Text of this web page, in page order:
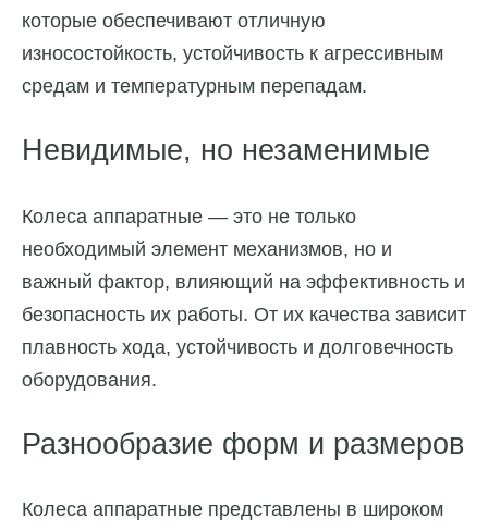
которые обеспечивают отличную
износостойкость, устойчивость к агрессивным
средам и температурным перепадам.
Невидимые, но незаменимые
Колеса аппаратные — это не только
необходимый элемент механизмов, но и
важный фактор, влияющий на эффективность и
безопасность их работы. От их качества зависит
плавность хода, устойчивость и долговечность
оборудования.
Разнообразие форм и размеров
Колеса аппаратные представлены в широком